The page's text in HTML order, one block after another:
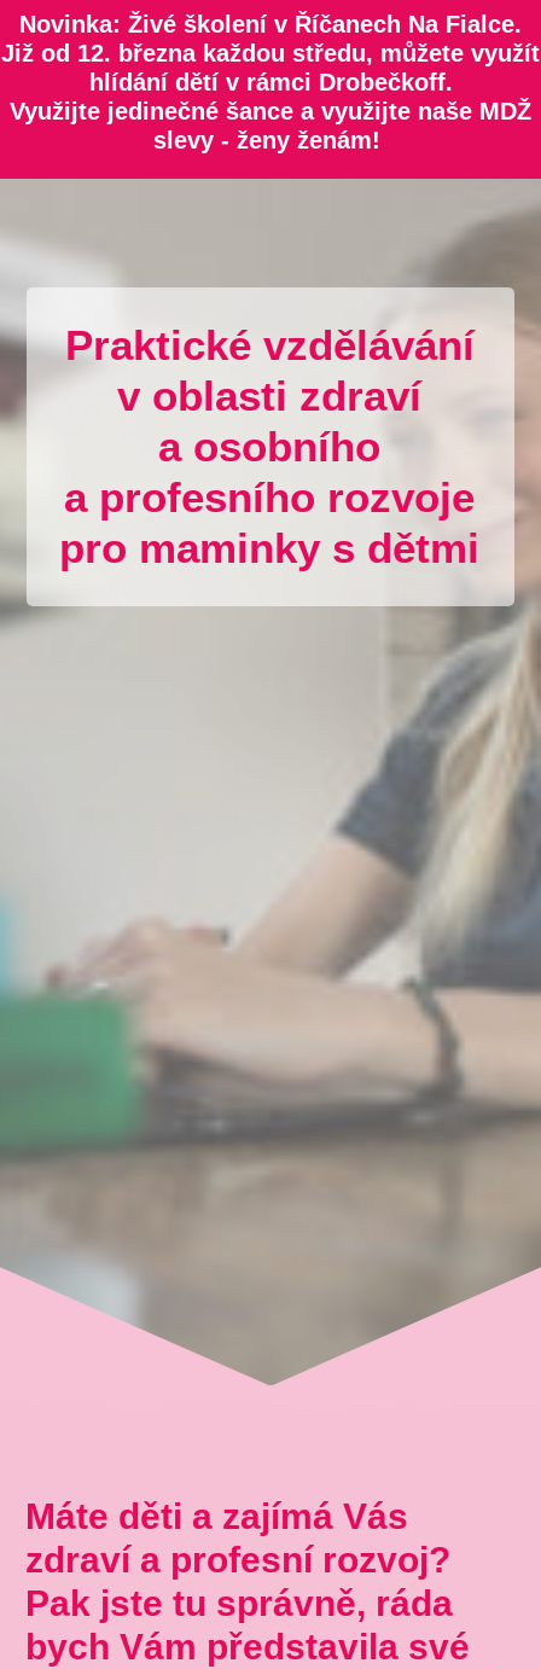
Novinka: Živé školení v Říčanech Na Fialce.
Již od 12. března každou středu, můžete využít
hlídání dětí v rámci Drobečkoff.
Využijte jedinečné šance a využijte naše MDŽ
slevy - ženy ženám!
Praktické vzdělávání
v oblasti zdraví
a osobního
a profesního rozvoje
pro maminky s dětmi
Máte děti a zajímá Vás
zdraví a profesní rozvoj?
Pak jste tu správně, ráda
bych Vám představila své